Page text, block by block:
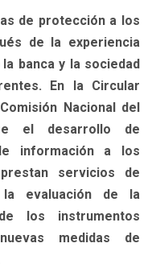
de protección a los
de la experiencia
banca y la sociedad
En la Circular
Nacional del
el desarrollo de
información a los
servicios de
evaluación de la
los instrumentos
medidas de